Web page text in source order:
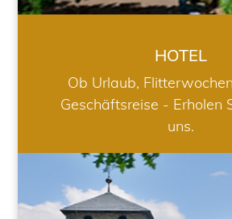
HOTEL
Ob Urlaub,
Geschäftsreise - Erholen
uns.